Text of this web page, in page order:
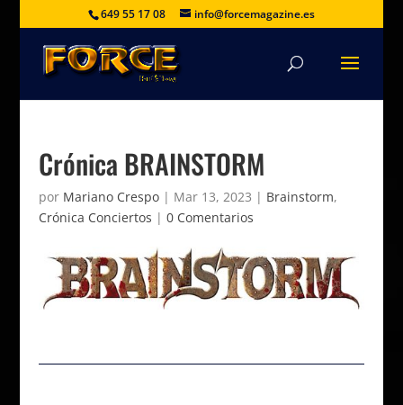
649 55 17 08 info@forcemagazine.es
Crónica BRAINSTORM
por Mariano Crespo| Mar 13, 2023 | Brainstorm,
Crónica Conciertos | 0 Comentarios